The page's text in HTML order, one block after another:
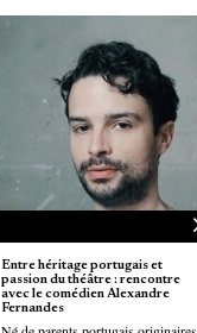
Entre héritage portugais et
passion du théâtre : rencontre
avec le comédien Alexandre
Fernandes